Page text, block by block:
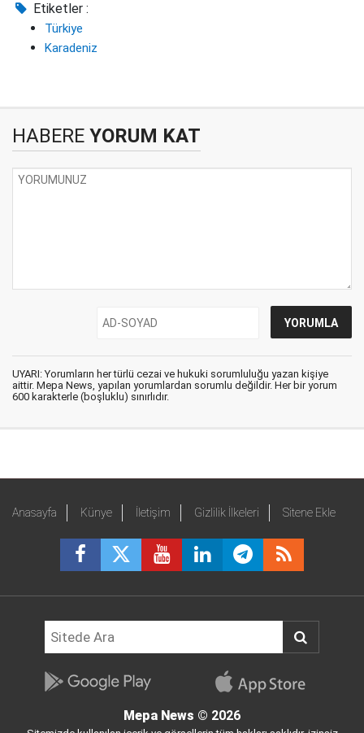
Etiketler :
Türkiye
Karadeniz
HABERE YORUM KAT
UYARI: Yorumların her türlü cezai ve hukuki sorumluluğu yazan kişiye
aittir. Mepa News, yapılan yorumlardan sorumlu değildir. Her bir yorum
600 karakterle (boşluklu) sınırlıdır.
Anasayfa Künye İletişim Gizlilik İlkeleri Sitene Ekle
Mepa News © 2026